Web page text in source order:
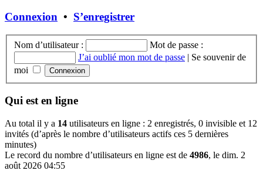
Connexion • S’enregistrer
Nom d’utilisateur :
Mot de passe :
J’ai oublié mon mot de passe | Se souvenir de
moi
Qui est en ligne
Au total il y a 14 utilisateurs en ligne : 2 enregistrés, 0 invisible et 12
invités (d’après le nombre d’utilisateurs actifs ces 5 dernières
minutes)
Le record du nombre d’utilisateurs en ligne est de 4986, le dim. 2
août 2026 04:55